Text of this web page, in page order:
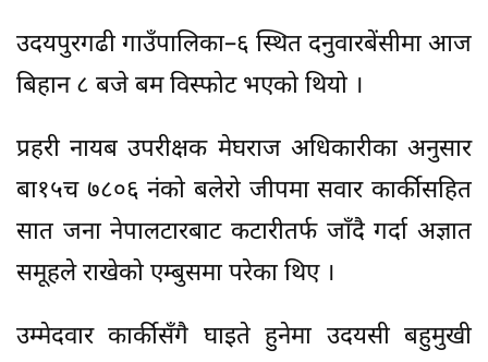
उदयपुरगढी गाउँपालिका–६ स्थित दनुवारबेंसीमा आज
बिहान ८ बजे बम विस्फोट भएको थियो ।
प्रहरी नायब उपरीक्षक मेघराज अधिकारीका अनुसार
बा१५च ७८०६ नंको बलेरो जीपमा सवार कार्कीसहित
सात जना नेपालटारबाट कटारीतर्फ जाँदै गर्दा अज्ञात
समूहले राखेको एम्बुसमा परेका थिए ।
उम्मेदवार कार्कीसँगै घाइते हुनेमा उदयसी बहुमुखी